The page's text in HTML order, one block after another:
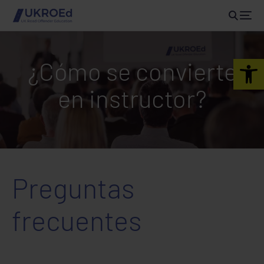
¿Cómo se convierte
en instructor?
Preguntas
frecuentes